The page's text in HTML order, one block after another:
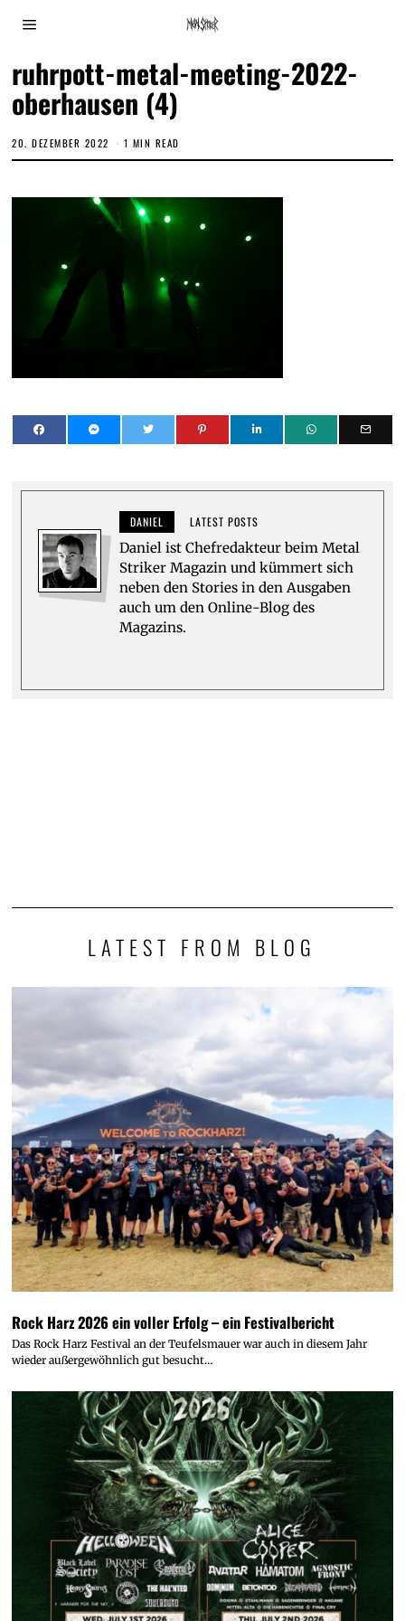
ruhrpott-metal-meeting-2022-
oberhausen (4)
20. DEZEMBER 2022 1 MIN READ
DANIEL LATEST POSTS
Daniel ist Chefredakteur beim Metal
Striker Magazin und kümmert sich
neben den Stories in den Ausgaben
auch um den Online-Blog des
Magazins.
LATEST FROM BLOG
Rock Harz 2026 ein voller Erfolg – ein Festivalbericht
Das Rock Harz Festival an der Teufelsmauer war auch in diesem Jahr
wieder außergewöhnlich gut besucht…